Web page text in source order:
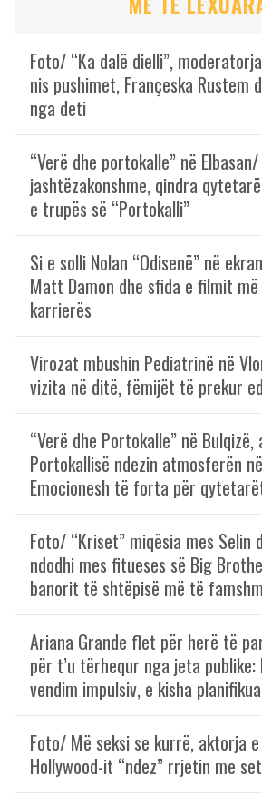
Foto/ “Ka dalë dielli”,
nis pushimet, Françeska Rustem
nga deti
“Verë dhe portokalle” në
jashtëzakonshme, qindra
e trupës së “Portokalli”
Si e solli Nolan “Odisenë” në
Matt Damon dhe sfida e filmit
karrierës
Virozat mbushin Pediatrinë në
vizita në ditë, fëmijët të prekur
“Verë dhe Portokalle” në
Portokallisë ndezin atmosferën
Emocionesh të forta për
Foto/ “Kriset” miqësia mes
ndodhi mes fitueses së Big
banorit të shtëpisë më të
Ariana Grande flet për herë të
për t’u tërhequr nga jeta publike:
vendim impulsiv, e kisha
Foto/ Më seksi se kurrë, aktorja
Hollywood-it “ndez” rrjetin me